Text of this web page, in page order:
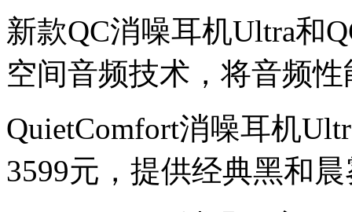
新款QC消噪耳机Ultra和
空间音频技术，将音频
QuietComfort消噪耳机
3599元，提供经典黑和